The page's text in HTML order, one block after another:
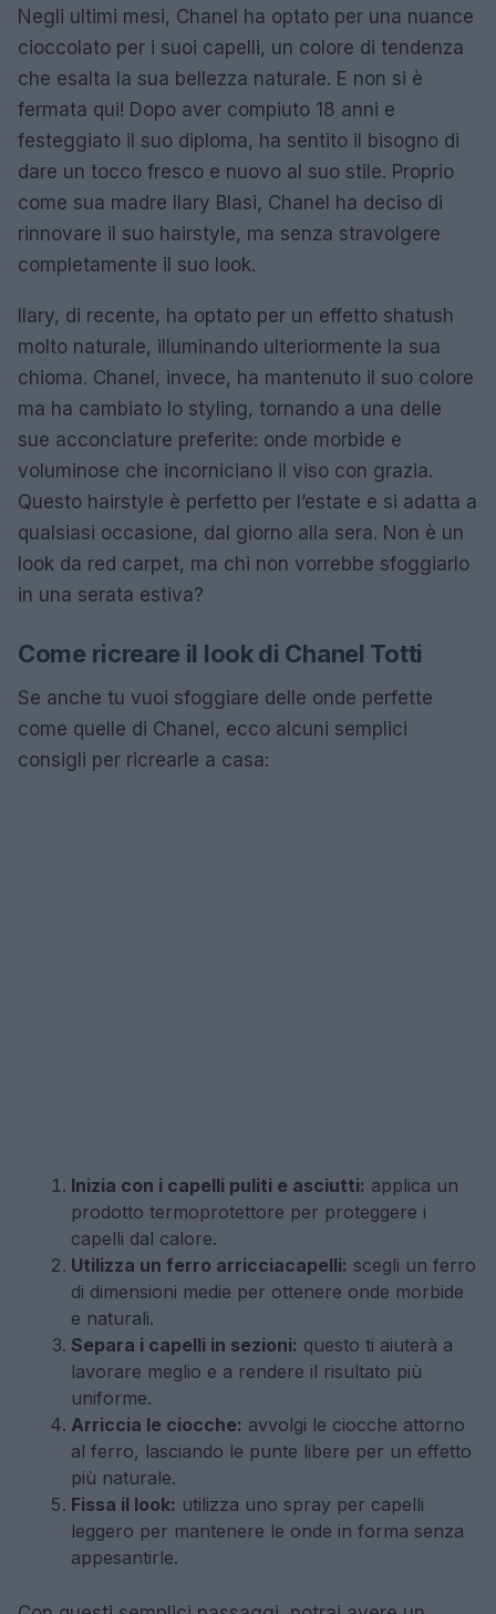
Negli ultimi mesi, Chanel ha optato per una nuance
cioccolato per i suoi capelli, un colore di tendenza
che esalta la sua bellezza naturale. E non si è
fermata qui! Dopo aver compiuto 18 anni e
festeggiato il suo diploma, ha sentito il bisogno di
dare un tocco fresco e nuovo al suo stile. Proprio
come sua madre Ilary Blasi, Chanel ha deciso di
rinnovare il suo hairstyle, ma senza stravolgere
completamente il suo look.
Ilary, di recente, ha optato per un effetto shatush
molto naturale, illuminando ulteriormente la sua
chioma. Chanel, invece, ha mantenuto il suo colore
ma ha cambiato lo styling, tornando a una delle
sue acconciature preferite: onde morbide e
voluminose che incorniciano il viso con grazia.
Questo hairstyle è perfetto per l’estate e si adatta a
qualsiasi occasione, dal giorno alla sera. Non è un
look da red carpet, ma chi non vorrebbe sfoggiarlo
in una serata estiva?
Come ricreare il look di Chanel Totti
Se anche tu vuoi sfoggiare delle onde perfette
come quelle di Chanel, ecco alcuni semplici
consigli per ricrearle a casa:
Inizia con i capelli puliti e asciutti: applica un
prodotto termoprotettore per proteggere i
capelli dal calore.
Utilizza un ferro arricciacapelli: scegli un ferro
di dimensioni medie per ottenere onde morbide
e naturali.
Separa i capelli in sezioni: questo ti aiuterà a
lavorare meglio e a rendere il risultato più
uniforme.
Arriccia le ciocche: avvolgi le ciocche attorno
al ferro, lasciando le punte libere per un effetto
più naturale.
Fissa il look: utilizza uno spray per capelli
leggero per mantenere le onde in forma senza
appesantirle.